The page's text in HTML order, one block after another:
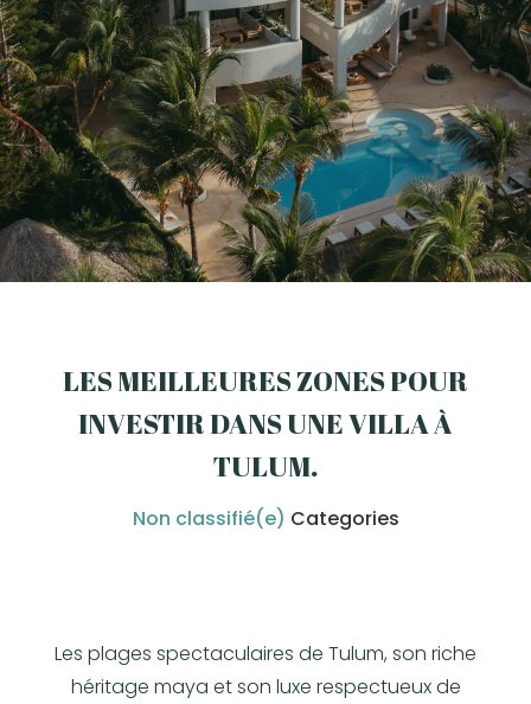
LES MEILLEURES ZONES POUR
INVESTIR DANS UNE VILLA À
TULUM.
Non classifié(e) Categories
Les plages spectaculaires de Tulum, son riche
héritage maya et son luxe respectueux de